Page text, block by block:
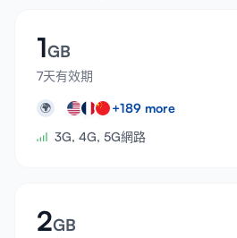
1GB
7天有效期
🌍 +189 more
3G, 4G, 5G網路
2GB